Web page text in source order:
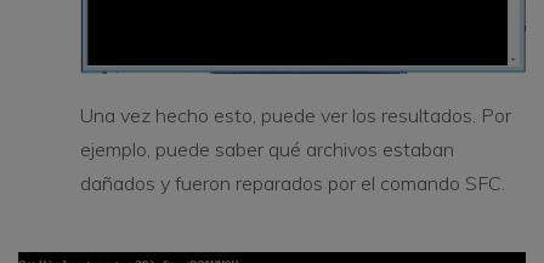
Una vez hecho esto, puede ver los resultados. Por
ejemplo, puede saber qué archivos estaban
dañados y fueron reparados por el comando SFC.